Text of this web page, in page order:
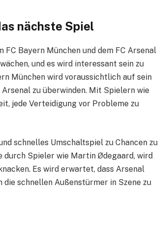
nächste Spiel
FC Bayern München und dem FC Arsenal
und es wird interessant sein zu
München wird voraussichtlich auf sein
zu überwinden. Mit Spielern wie
jede Verteidigung vor Probleme zu
schnelles Umschaltspiel zu Chancen zu
Spieler wie Martin Ødegaard, wird
Es wird erwartet, dass Arsenal
schnellen Außenstürmer in Szene zu